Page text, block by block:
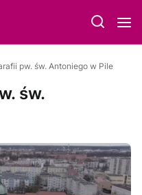
pw. św. Antoniego w Pile
św.